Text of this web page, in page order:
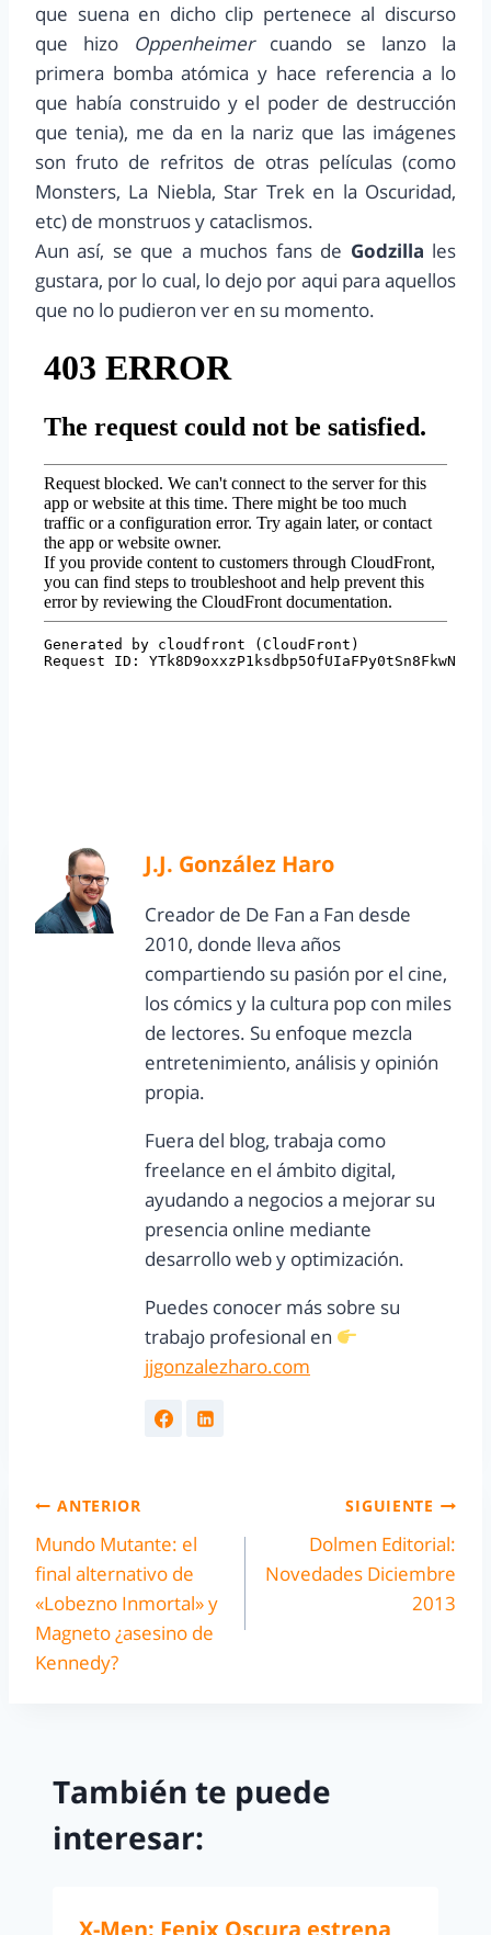
que suena en dicho clip pertenece al discurso
que hizo
Oppenheimercuando se lanzo la
primera bomba atómica y hace referencia a lo
que había construido y el poder de destrucción
que tenia), me da en la nariz que las imágenes
son fruto de refritos de otras películas (como
Monsters, La Niebla, Star Trek en la Oscuridad,
etc) de monstruos y cataclismos.
Aun así, se que a muchos fans de Godzilla les
gustara, por lo cual, lo dejo por aqui para aquellos
que no lo pudieron ver en su momento.
J.J. González Haro
Creador de De Fan a Fan desde
2010, donde lleva años
compartiendo su pasión por el cine,
los cómics y la cultura pop con miles
de lectores. Su enfoque mezcla
entretenimiento, análisis y opinión
propia.
Fuera del blog, trabaja como
freelance en el ámbito digital,
ayudando a negocios a mejorar su
presencia online mediante
desarrollo web y optimización.
Puedes conocer más sobre su
trabajo profesional en
jjgonzalezharo.com
ANTERIOR
Mundo Mutante: el
final alternativo de
«Lobezno Inmortal» y
Magneto ¿asesino de
Kennedy?
SIGUIENTE
Dolmen Editorial:
Novedades Diciembre
2013
También te puede
interesar: